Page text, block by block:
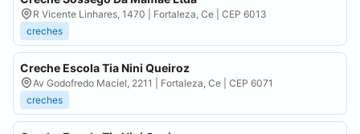
R Vicente Linhares, 1470 | Fortaleza, Ce | CEP 6013
creches
Creche Escola Tia Nini Queiroz
Av Godofredo Maciel, 2211 | Fortaleza, Ce | CEP 6071
creches